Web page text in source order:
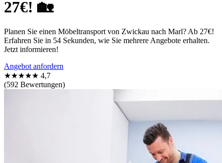
27€! 🏡
Planen Sie einen Möbeltransport von Zwickau nach Marl? Ab 27€!
Erfahren Sie in 54 Sekunden, wie Sie mehrere Angebote erhalten.
Jetzt informieren!
Angebot anfordern
★★★★★ 4,7
(592 Bewertungen)